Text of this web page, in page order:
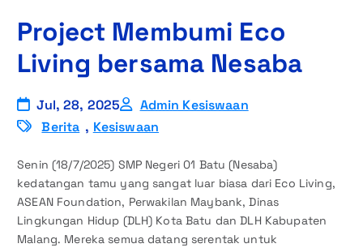
Project Membumi Eco
Living bersama Nesaba
Jul, 28, 2025
Admin Kesiswaan
Berita , Kesiswaan
Senin (18/7/2025) SMP Negeri 01 Batu (Nesaba)
kedatangan tamu yang sangat luar biasa dari Eco Living,
ASEAN Foundation, Perwakilan Maybank, Dinas
Lingkungan Hidup (DLH) Kota Batu dan DLH Kabupaten
Malang. Mereka semua datang serentak untuk